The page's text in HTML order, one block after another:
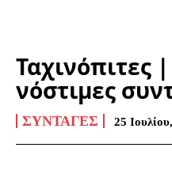
Ταχινόπιτες
νόστιμες
ΣΥΝΤΑΓΈΣ 25